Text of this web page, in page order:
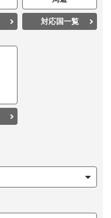
対応国一覧